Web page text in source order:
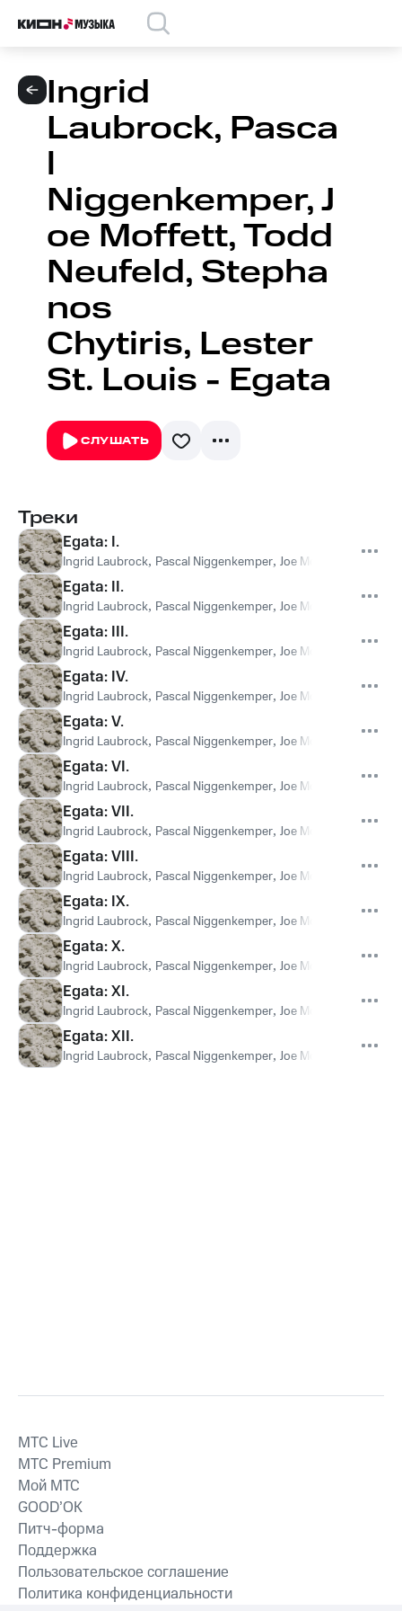
Ingrid
Laubrock, Pasca
l
Niggenkemper, J
oe Moffett, Todd
Neufeld, Stepha
nos
Chytiris, Lester
St. Louis - Egata
СЛУШАТЬ
Треки
Egata: I.
Ingrid Laubrock, Pascal Niggenkemper, Joe Moffett
Egata: II.
Ingrid Laubrock, Pascal Niggenkemper, Joe Moffett
Egata: III.
Ingrid Laubrock, Pascal Niggenkemper, Joe Moffett
Egata: IV.
Ingrid Laubrock, Pascal Niggenkemper, Joe Moffett
Egata: V.
Ingrid Laubrock, Pascal Niggenkemper, Joe Moffett
Egata: VI.
Ingrid Laubrock, Pascal Niggenkemper, Joe Moffett
Egata: VII.
Ingrid Laubrock, Pascal Niggenkemper, Joe Moffett
Egata: VIII.
Ingrid Laubrock, Pascal Niggenkemper, Joe Moffett
Egata: IX.
Ingrid Laubrock, Pascal Niggenkemper, Joe Moffett
Egata: X.
Ingrid Laubrock, Pascal Niggenkemper, Joe Moffett
Egata: XI.
Ingrid Laubrock, Pascal Niggenkemper, Joe Moffett
Egata: XII.
Ingrid Laubrock, Pascal Niggenkemper, Joe Moffett
MTС Live
MTС Premium
Мой МТС
GOOD’OK
Питч-форма
Поддержка
Пользовательское соглашение
Политика конфиденциальности